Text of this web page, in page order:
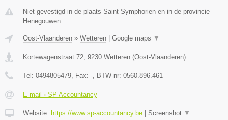
Niet gevestigd in de plaats Saint Symphorien en in de provincie
Henegouwen.
Oost-Vlaanderen » Wetteren Google maps ▼
Kortewagenstraat 72, 9230 Wetteren (Oost-Vlaanderen)
Tel: 0494805479, Fax: -, BTW-nr: 0560.896.461
E-mail › SP Accountancy
Website: https://www.sp-accountancy.be Screenshot ▼